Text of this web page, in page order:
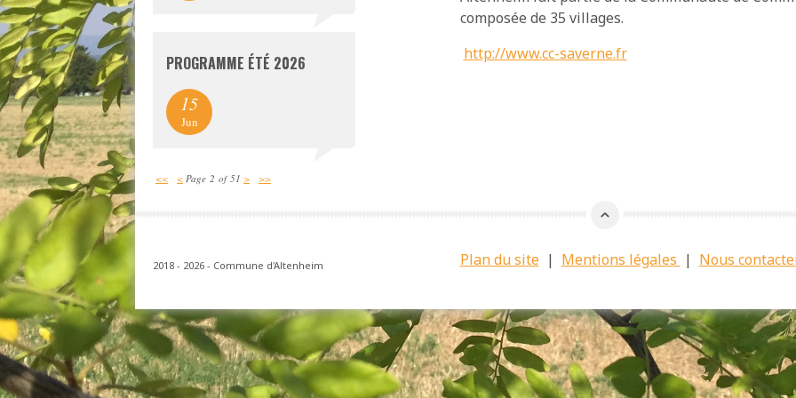
composée de 35 villages.
http://www.cc-saverne.fr
PROGRAMME ÉTÉ 2026
15
Jun
<< < Page 2 of 51 > >>
Plan du site| Mentions légales | Nous
2018 - 2026 - Commune d'Altenheim